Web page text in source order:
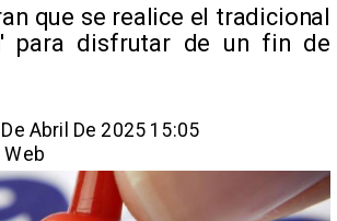
que se realice el tradicional
para disfrutar de un fin de
Abril De 2025 15:05
Web